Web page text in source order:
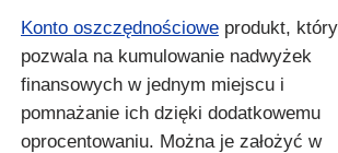
Konto oszczędnościowe produkt, który
pozwala na kumulowanie nadwyżek
finansowych w jednym miejscu i
pomnażanie ich dzięki dodatkowemu
oprocentowaniu. Można je założyć w